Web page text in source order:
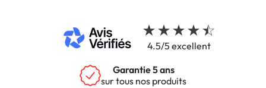
4.5/5 excellent
Garantie 5 ans
sur tous nos produits